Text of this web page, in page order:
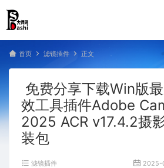
首页 滤镜插件 正文
免费分享下载Win版
效工具插件Adobe
2025 ACR v17.4.2摄
装包
滤镜插件 2025-